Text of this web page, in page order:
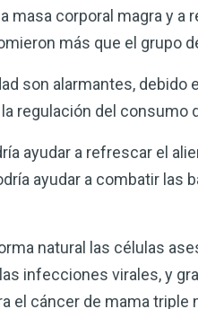
masa corporal magra y a
más que el grupo
son alarmantes,
regulación del consumo
ayudar a refrescar el
ayudar a combatir las
natural las células
infecciones virales, y
el cáncer de mama triple